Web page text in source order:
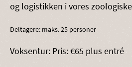
og logistikken i vores
Deltagere: maks. 25 personer
Voksentur: Pris: €65 plus entré